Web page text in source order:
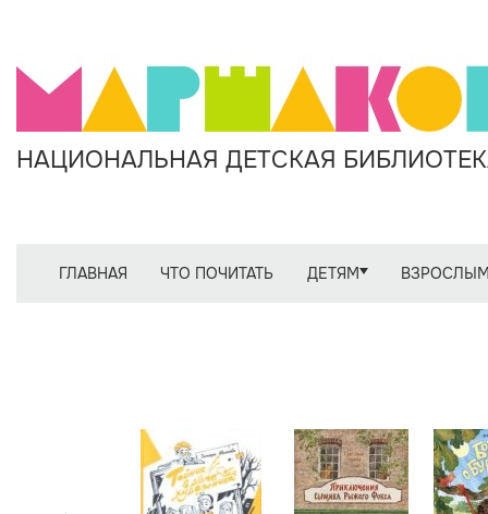
НАЦИОНАЛЬНАЯ ДЕТСКАЯ
ГЛАВНАЯ ЧТО ПОЧИТАТЬ ДЕТЯМ